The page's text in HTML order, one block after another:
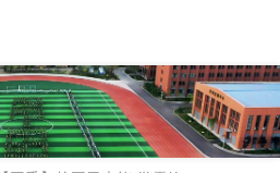
学官方网站！